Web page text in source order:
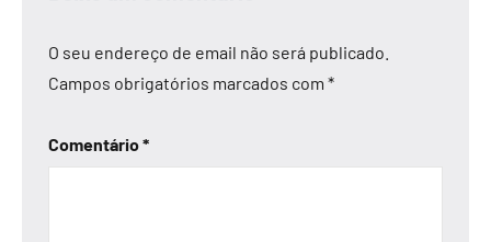
O seu endereço de email não será publicado.
Campos obrigatórios marcados com *
Comentário*